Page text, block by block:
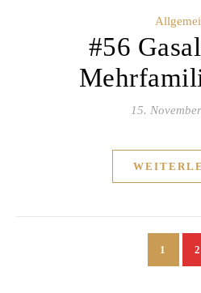
#56
15.
1 2